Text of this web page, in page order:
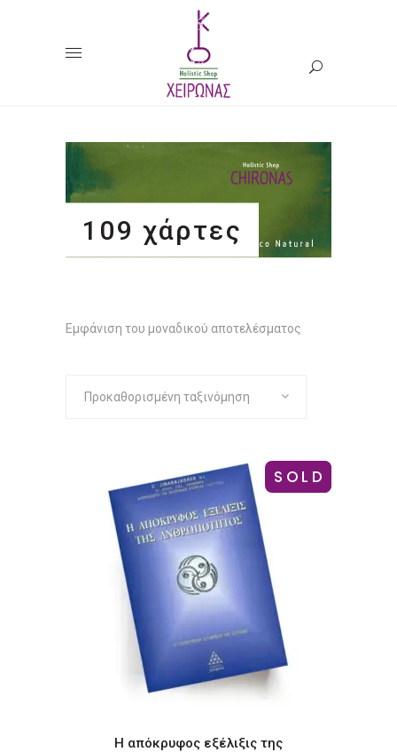
109 χάρτες
Εμφάνιση του μοναδικού αποτελέσματος
Προκαθορισμένη ταξινόμηση
-15%
SOLD
Η απόκρυφος εξέλιξις της